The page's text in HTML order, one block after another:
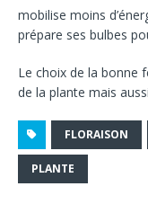
mobilise moins
prépare ses bulbes
Le choix de la bonne
de la plante mais
FLORAISON
PLANTE